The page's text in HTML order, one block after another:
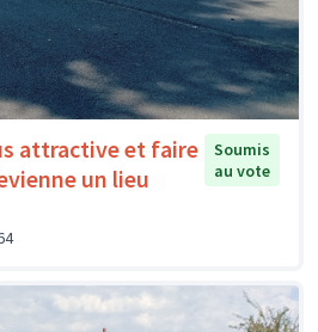
attractive et faire
un lieu
Soumis
au vote